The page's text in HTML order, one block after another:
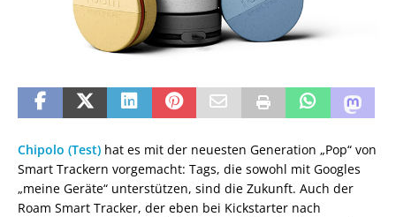
Chipolo (Test) hat es mit der neuesten Generation „Pop“ von
Smart Trackern vorgemacht: Tags, die sowohl mit Googles
„meine Geräte“ unterstützen, sind die Zukunft. Auch der
Roam Smart Tracker, der eben bei Kickstarter nach